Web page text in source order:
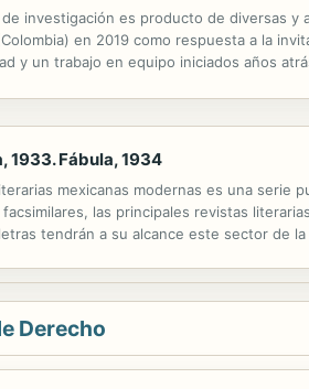
investigación es producto de diversas
en 2019 como respuesta a la
y un trabajo en equipo iniciados años
1933. Fábula, 1934
mexicanas modernas es una serie
las principales revistas
tendrán a su alcance este sector de
Derecho